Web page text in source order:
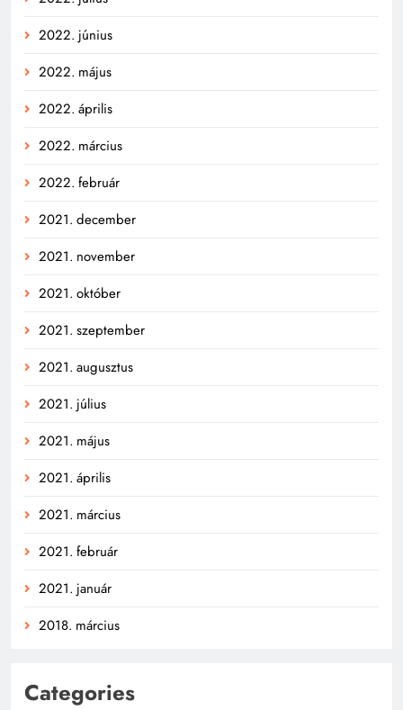
2022. június
2022. május
2022. április
2022. március
2022. február
2021. december
2021. november
2021. október
2021. szeptember
2021. augusztus
2021. július
2021. május
2021. április
2021. március
2021. február
2021. január
2018. március
Categories